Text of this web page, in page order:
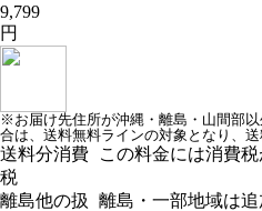
9,799
円
※お届け先住所が沖縄・離島・山間部
合は、送料無料ラインの対象となり、送
送料分消費
税
この料金には消費税
離島他の扱
離島・一部地域は